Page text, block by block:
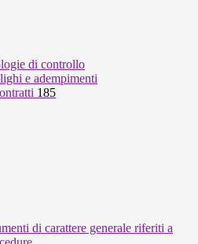
di controllo
e adempimenti
185
di carattere generale riferiti a